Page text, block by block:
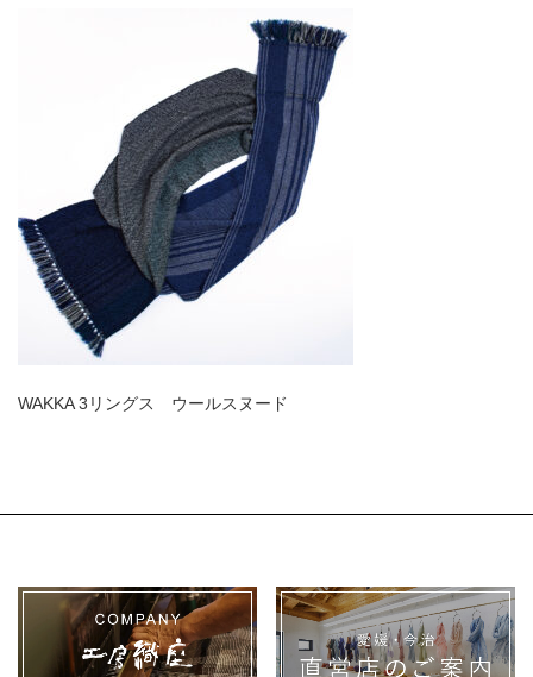
WAKKA 3リングス ウールスヌード